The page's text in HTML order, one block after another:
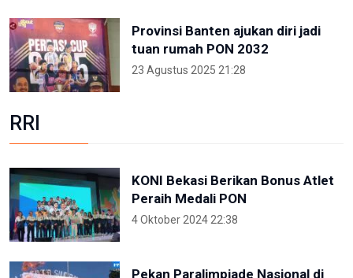
Provinsi Banten ajukan diri jadi
tuan rumah PON 2032
23 Agustus 2025 21:28
RRI
KONI Bekasi Berikan Bonus Atlet
Peraih Medali PON
4 Oktober 2024 22:38
Pekan Paralimpiade Nasional di